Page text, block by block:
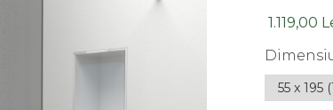
1.119,00